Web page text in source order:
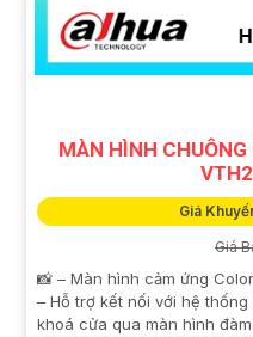
trợ sau bán hàng tốt.
Hy vọng những gợi ý
điện tử công nghệ chất
MÀN HÌNH
Giá
Giá
📸 – Màn hình cảm ứng
– Hỗ trợ kết nối với hệ
khoá cửa qua màn hình